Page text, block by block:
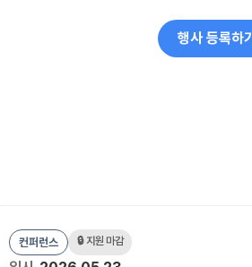
행사 등록하기
컨퍼런스 🔒 지원 마감